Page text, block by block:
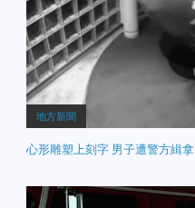
地方新聞
心形雕塑上刻字 男子遭警方緝拿